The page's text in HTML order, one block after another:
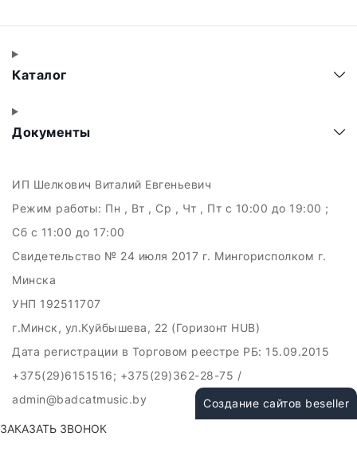
Каталог
Документы
ИП Шелкович Виталий Евгеньевич
Режим работы: Пн , Вт , Ср , Чт , Пт c 10:00 до 19:00 ;
Сб c 11:00 до 17:00
Свидетельство № 24 июля 2017 г. Мингорисполком г.
Минска
УНП 192511707
г.Минск, ул.Куйбышева, 22 (Горизонт HUB)
Дата регистрации в Торговом реестре РБ: 15.09.2015
+375(29)6151516; +375(29)362-28-75 /
admin@badcatmusic.by
Создание сайтов beseller
ЗАКАЗАТЬ ЗВОНОК